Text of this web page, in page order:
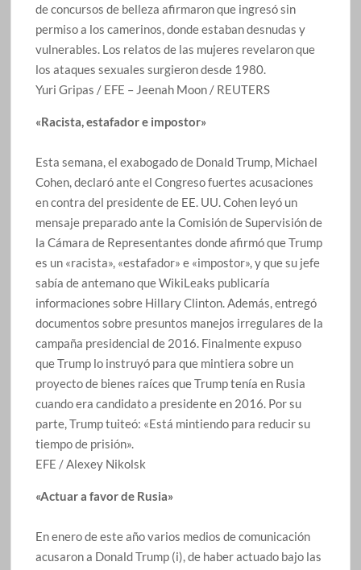
de concursos de belleza afirmaron que ingresó sin
permiso a los camerinos, donde estaban desnudas y
vulnerables. Los relatos de las mujeres revelaron que
los ataques sexuales surgieron desde 1980.
Yuri Gripas / EFE – Jeenah Moon / REUTERS
«Racista, estafador e impostor»
Esta semana, el exabogado de Donald Trump, Michael
Cohen, declaró ante el Congreso fuertes acusaciones
en contra del presidente de EE. UU. Cohen leyó un
mensaje preparado ante la Comisión de Supervisión de
la Cámara de Representantes donde afirmó que Trump
es un «racista», «estafador» e «impostor», y que su jefe
sabía de antemano que WikiLeaks publicaría
informaciones sobre Hillary Clinton. Además, entregó
documentos sobre presuntos manejos irregulares de la
campaña presidencial de 2016. Finalmente expuso
que Trump lo instruyó para que mintiera sobre un
proyecto de bienes raíces que Trump tenía en Rusia
cuando era candidato a presidente en 2016. Por su
parte, Trump tuiteó: «Está mintiendo para reducir su
tiempo de prisión».
EFE / Alexey Nikolsk
«Actuar a favor de Rusia»
En enero de este año varios medios de comunicación
acusaron a Donald Trump (i), de haber actuado bajo las